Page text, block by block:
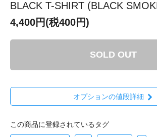
BLACK T-SHIRT (BLACK
4,400円(税400円)
SOLD OUT
オプションの値段詳細
この商品に登録されているタグ